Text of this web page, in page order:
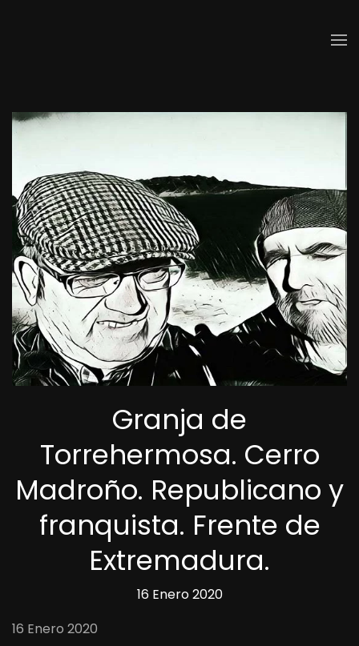
Granja de
Torrehermosa. Cerro
Madroño. Republicano y
franquista. Frente de
Extremadura.
16 Enero 2020
16 Enero 2020